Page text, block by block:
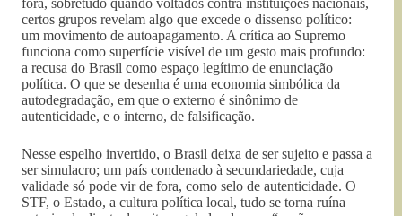
certos grupos revelam algo que excede o dissenso político:
um movimento de autoapagamento. A crítica ao Supremo
funciona como superfície visível de um gesto mais profundo:
a recusa do Brasil como espaço legítimo de enunciação
política. O que se desenha é uma economia simbólica da
autodegradação, em que o externo é sinônimo de
autenticidade, e o interno, de falsificação.
Nesse espelho invertido, o Brasil deixa de ser sujeito e passa a
ser simulacro; um país condenado à secundariedade, cuja
validade só pode vir de fora, como selo de autenticidade. O
STF, o Estado, a cultura política local, tudo se torna ruína